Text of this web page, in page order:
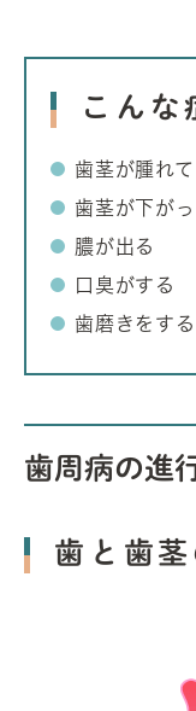
こんな
歯茎が腫れ
歯茎が下が
膿が出る
口臭がする
歯磨きをす
歯周病の進
歯と歯